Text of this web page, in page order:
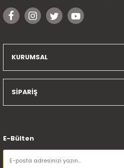
KURUMSAL
SİPARİŞ
E-Bülten